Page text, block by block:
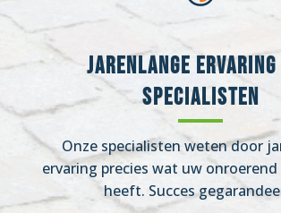
Jarenlange ervaring
specialisten
Onze specialisten weten door
ervaring precies wat uw
heeft. Succes